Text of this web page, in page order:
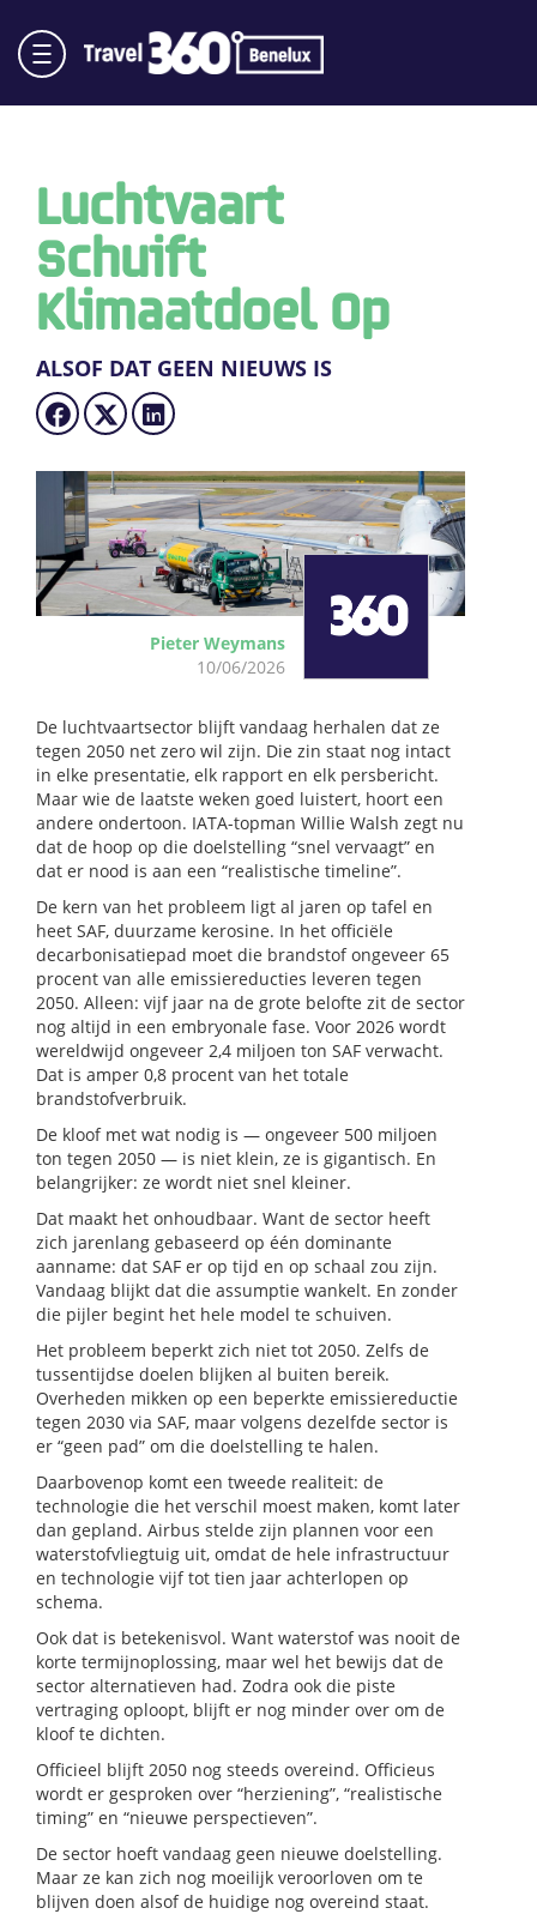
Luchtvaart
Schuift
Klimaatdoel Op
ALSOF DAT GEEN NIEUWS IS
Pieter Weymans
10/06/2026
De luchtvaartsector blijft vandaag herhalen dat ze
tegen 2050 net zero wil zijn. Die zin staat nog intact
in elke presentatie, elk rapport en elk persbericht.
Maar wie de laatste weken goed luistert, hoort een
andere ondertoon. IATA-topman Willie Walsh zegt nu
dat de hoop op die doelstelling “snel vervaagt” en
dat er nood is aan een “realistische timeline”.
De kern van het probleem ligt al jaren op tafel en
heet SAF, duurzame kerosine. In het officiële
decarbonisatiepad moet die brandstof ongeveer 65
procent van alle emissiereducties leveren tegen
2050. Alleen: vijf jaar na de grote belofte zit de sector
nog altijd in een embryonale fase. Voor 2026 wordt
wereldwijd ongeveer 2,4 miljoen ton SAF verwacht.
Dat is amper 0,8 procent van het totale
brandstofverbruik.
De kloof met wat nodig is — ongeveer 500 miljoen
ton tegen 2050 — is niet klein, ze is gigantisch. En
belangrijker: ze wordt niet snel kleiner.
Dat maakt het onhoudbaar. Want de sector heeft
zich jarenlang gebaseerd op één dominante
aanname: dat SAF er op tijd en op schaal zou zijn.
Vandaag blijkt dat die assumptie wankelt. En zonder
die pijler begint het hele model te schuiven.
Het probleem beperkt zich niet tot 2050. Zelfs de
tussentijdse doelen blijken al buiten bereik.
Overheden mikken op een beperkte emissiereductie
tegen 2030 via SAF, maar volgens dezelfde sector is
er “geen pad” om die doelstelling te halen.
Daarbovenop komt een tweede realiteit: de
technologie die het verschil moest maken, komt later
dan gepland. Airbus stelde zijn plannen voor een
waterstofvliegtuig uit, omdat de hele infrastructuur
en technologie vijf tot tien jaar achterlopen op
schema.
Ook dat is betekenisvol. Want waterstof was nooit de
korte termijnoplossing, maar wel het bewijs dat de
sector alternatieven had. Zodra ook die piste
vertraging oploopt, blijft er nog minder over om de
kloof te dichten.
Officieel blijft 2050 nog steeds overeind. Officieus
wordt er gesproken over “herziening”, “realistische
timing” en “nieuwe perspectieven”.
De sector hoeft vandaag geen nieuwe doelstelling.
Maar ze kan zich nog moeilijk veroorloven om te
blijven doen alsof de huidige nog overeind staat.